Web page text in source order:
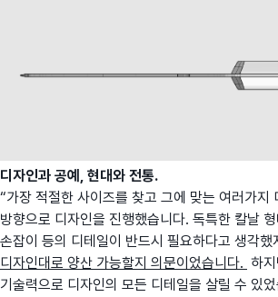
디자인과 공예, 현대와 전통.
“가장 적절한 사이즈를 찾고 그에 맞는 여러가지
방향으로 디자인을 진행했습니다. 독특한 칼날
손잡이 등의 디테일이 반드시 필요하다고 생각했
디자인대로 양산 가능할지 의문이었습니다. 하
기술력으로 디자인의 모든 디테일을 살릴 수 있